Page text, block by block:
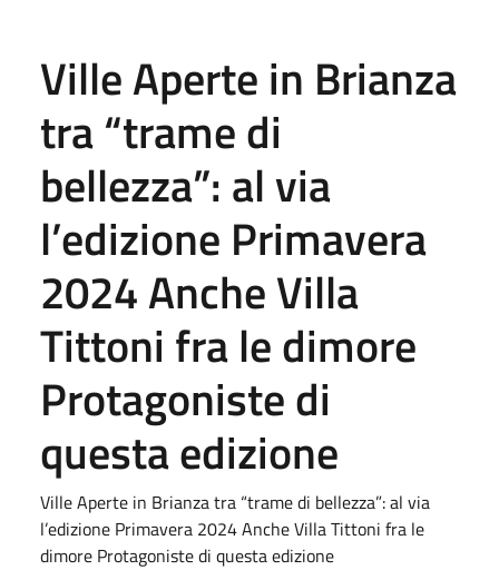
Ville Aperte in Brianza
tra “trame di
bellezza”: al via
l’edizione Primavera
2024 Anche Villa
Tittoni fra le dimore
Protagoniste di
questa edizione
Ville Aperte in Brianza tra “trame di bellezza”: al via
l’edizione Primavera 2024 Anche Villa Tittoni fra le
dimore Protagoniste di questa edizione